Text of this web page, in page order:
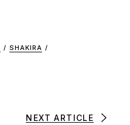
/ SHAKIRA /
NEXT ARTICLE